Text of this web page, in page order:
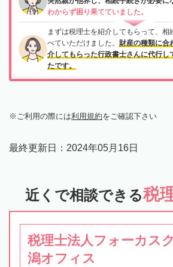
わからず困り果てていました。
まずは税理士を紹介してもらって、相
べていただけました。 財産の種類に合
介してもらった行政書士さんに代行し
たです。
ご利用の際には利用規約をご確認下さい
最終更新日： 2024年05月16日
近くで相談できる税
税理士法人フォーカス
潟オフィス